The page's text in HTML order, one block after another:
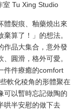
室 Tu Xing Studio
體裂痕、釉藥燒出來
算了！」的想法。
作品大集合，意外發
圓滑，格外可愛。
件件療癒的comfort
軟化稜角的形體聚在
可以暫時忘記做陶的
哄半安慰的做下去